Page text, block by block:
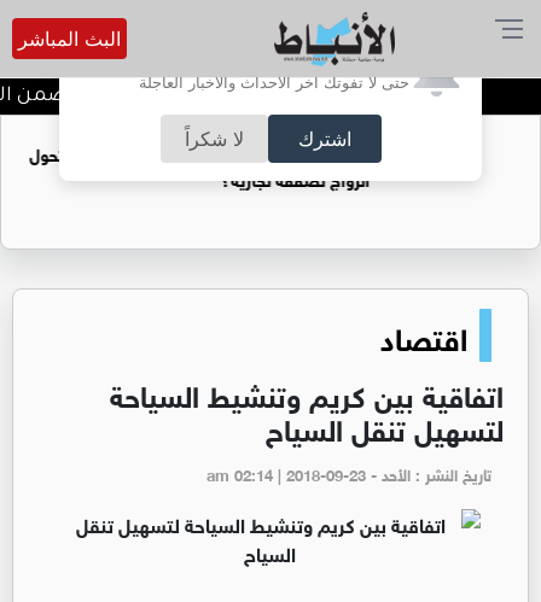
أترغب في تفعيل الإشعارات؟
حتى لا تفوتك آخر الأحداث والأخبار العاجلة
اشترك لا شكراً
البث المباشر
ندوة تعاين التراث الأردني ضمن
فتيات يستغللنه لتحقيق مكاسب مادية.. هل تحول
الزواج لصفقة تجارية؟
اقتصاد
اتفاقية بين كريم وتنشيط السياحة
لتسهيل تنقل السياح
تاريخ النشر : الأحد - am 02:14 | 2018-09-23